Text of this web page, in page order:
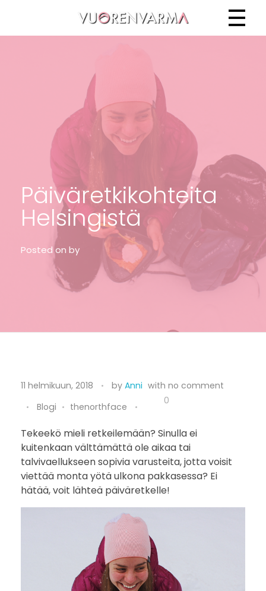
Vuorenvarma
Päiväretkikohteita
Helsingistä
Posted on by
P
ä
i
v
ä
r
11 helmikuun, 2018 by Anni with no comment
Blogi
thenorthface
0
Tekeekö mieli retkeilemään? Sinulla ei
kuitenkaan välttämättä ole aikaa tai
talvivaellukseen sopivia varusteita, jotta voisit
viettää monta yötä ulkona pakkasessa? Ei
hätää, voit lähteä päiväretkelle!